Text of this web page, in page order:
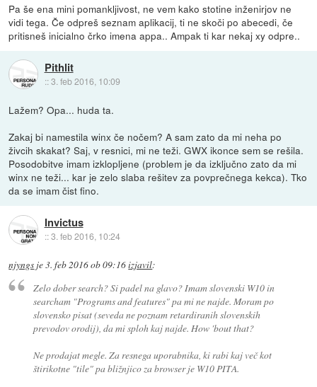
Pa še ena mini pomankljivost, ne vem kako stotine inženirjov ne
vidi tega. Če odpreš seznam aplikacij, ti ne skoči po abecedi, če
pritisneš inicialno črko imena appa.. Ampak ti kar nekaj xy odpre..
Pithlit
::3. feb 2016, 10:09
Lažem? Opa... huda ta.
Zakaj bi namestila winx če nočem? A sam zato da mi neha po
živcih skakat? Saj, v resnici, mi ne teži. GWX ikonce sem se rešila.
Posodobitve imam izklopljene (problem je da izključno zato da mi
winx ne teži... kar je zelo slaba rešitev za povprečnega kekca). Tko
da se imam čist fino.
Invictus
::3. feb 2016, 10:24
njyngs je3. feb 2016 ob 09:16izjavil:
Zelo dober search? Si padel na glavo? Imam slovenski W10 in
searcham "Programs and features" pa mi ne najde. Moram po
slovensko pisat (seveda ne poznam retardiranih slovenskih
prevodov orodij), da mi sploh kaj najde. How 'bout that?
Ne prodajat megle. Za resnega uporabnika, ki rabi kaj več kot
štirikotne "tile" pa bližnjico za browser je W10 PITA.